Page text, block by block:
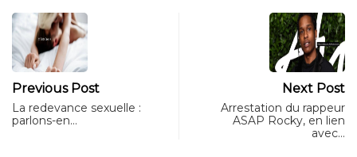
Previous Post
La redevance sexuelle :
parlons-en…
Next Post
Arrestation du rappeur
ASAP Rocky, en lien
avec…